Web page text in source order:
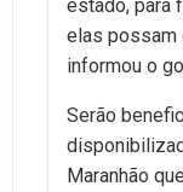
estado, para
elas possam
informou o
Serão
Maranhão